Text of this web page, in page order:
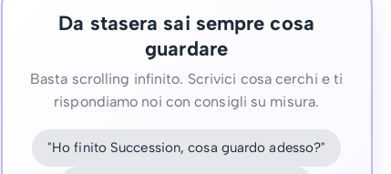
Da stasera sai sempre cosa
guardare
Basta scrolling infinito. Scrivici cosa cerchi e ti
rispondiamo noi con consigli su misura.
"Ho finito Succession, cosa guardo adesso?"